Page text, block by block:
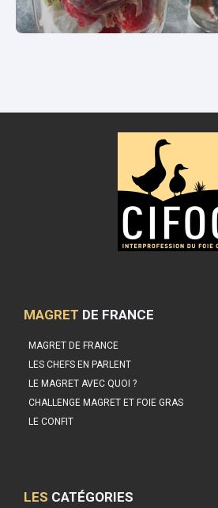
MAGRET DE FRANCE
MAGRET DE FRANCE
LES CHEFS EN PARLENT
LE MAGRET AVEC QUOI ?
CHALLENGE MAGRET ET FOIE GRAS
LE CONFIT
LES CATÉGORIES